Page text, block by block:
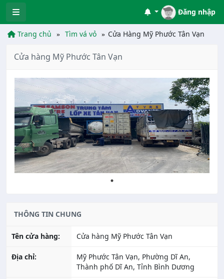
Đăng nhập
Trang chủ Tìm vá vỏ Cửa Hàng Mỹ Phước Tân Vạn
Cửa hàng Mỹ Phước Tân Vạn
THÔNG TIN CHUNG
Tên cửa hàng: Cửa hàng Mỹ Phước Tân Vạn
Địa chỉ:
Mỹ Phước Tân Vạn, Phường Dĩ An,
Thành phố Dĩ An, Tỉnh Bình Dương